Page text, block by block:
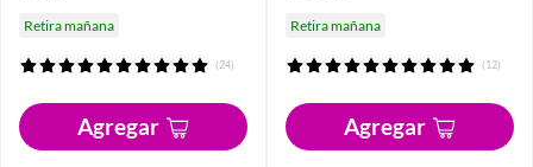
Retira mañana
(24)
Agregar
Retira mañana
(12)
Agregar